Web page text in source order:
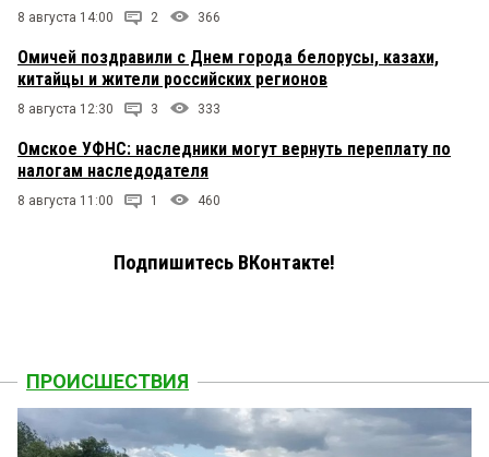
8 августа 14:00 2 366
Омичей поздравили с Днем города белорусы, казахи,
китайцы и жители российских регионов
8 августа 12:30 3 333
Омское УФНС: наследники могут вернуть переплату по
налогам наследодателя
8 августа 11:00 1 460
Подпишитесь ВКонтакте!
ПРОИСШЕСТВИЯ